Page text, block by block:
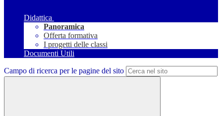
Didattica
Panoramica
Offerta formativa
I progetti delle classi
Documenti Utili
Campo di ricerca per le pagine del sito